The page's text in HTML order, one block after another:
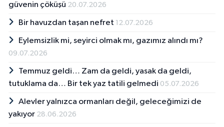
güvenin çöküşü 20.07.2026
Bir havuzdan taşan nefret 12.07.2026
Eylemsizlik mi, seyirci olmak mı, gazımız alındı mı?
09.07.2026
Temmuz geldi… Zam da geldi, yasak da geldi,
tutuklama da… Bir tek yaz tatili gelmedi 05.07.2026
Alevler yalnızca ormanları değil, geleceğimizi de
yakıyor 28.06.2026